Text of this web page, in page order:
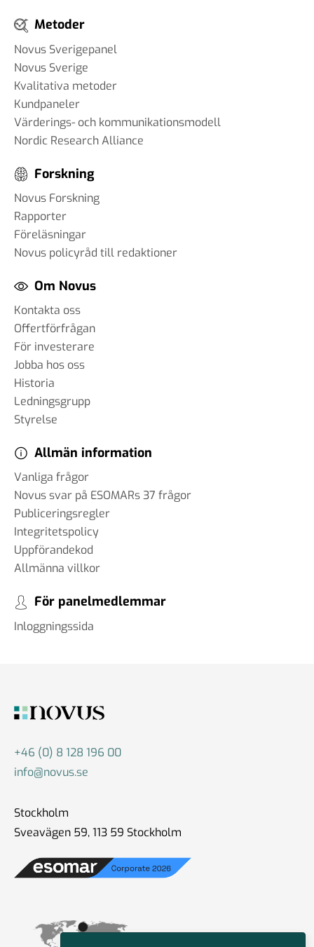
Metoder
Novus Sverigepanel
Novus Sverige
Kvalitativa metoder
Kundpaneler
Värderings- och kommunikationsmodell
Nordic Research Alliance
Forskning
Novus Forskning
Rapporter
Föreläsningar
Novus policyråd till redaktioner
Om Novus
Kontakta oss
Offertförfrågan
För investerare
Jobba hos oss
Historia
Ledningsgrupp
Styrelse
Allmän information
Vanliga frågor
Novus svar på ESOMARs 37 frågor
Publiceringsregler
Integritetspolicy
Uppförandekod
Allmänna villkor
För panelmedlemmar
Inloggningssida
+46 (0) 8 128 196 00
info@novus.se
Stockholm
Sveavägen 59, 113 59 Stockholm